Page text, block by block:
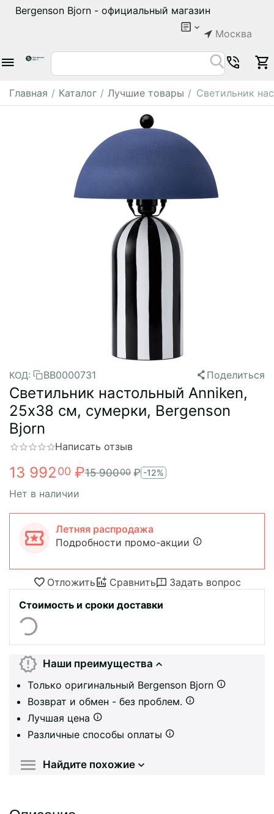
Bergenson Bjorn - официальный магазин
Москва
Главная / Каталог / Лучшие товары / Светильник
КОД: BB0000731 Поделиться
Светильник настольный Anniken,
25х38 см, сумерки, Bergenson
Bjorn
Написать отзыв
13 99200 ₽15 90000 ₽ -12%
Нет в наличии
Летняя распродажа
Подробности промо-акции
Отложить Сравнить
Задать вопрос
Стоимость и сроки доставки
Наши преимущества
Только оригинальный Bergenson Bjorn
Возврат и обмен - без проблем.
Лучшая цена
Различные способы оплаты
Найдите похожие